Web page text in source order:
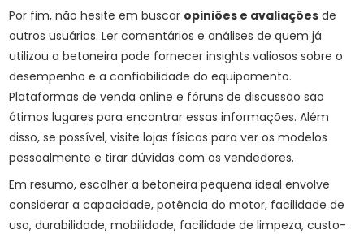
Por fim, não hesite em buscar opiniões e avaliações de
outros usuários. Ler comentários e análises de quem já
utilizou a betoneira pode fornecer insights valiosos sobre o
desempenho e a confiabilidade do equipamento.
Plataformas de venda online e fóruns de discussão são
ótimos lugares para encontrar essas informações. Além
disso, se possível, visite lojas físicas para ver os modelos
pessoalmente e tirar dúvidas com os vendedores.
Em resumo, escolher a betoneira pequena ideal envolve
considerar a capacidade, potência do motor, facilidade de
uso, durabilidade, mobilidade, facilidade de limpeza, custo-